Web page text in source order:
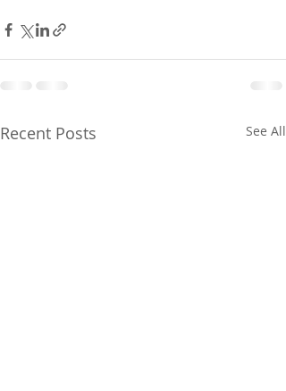
Recent Posts See All